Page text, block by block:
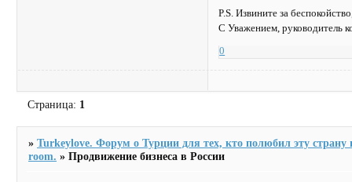
P.S. Извините за
С Уважением, руководитель
0
Страница: 1
»Turkeylove. Форум о Турции для тех, кто полюбил эту страну
room. »Продвижение бизнеса в России